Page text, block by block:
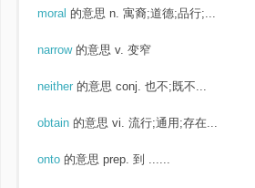
moral 的意思 n. 寓裔;道德;品行;...
narrow 的意思 v. 变窄
neither 的意思 conj. 也不;既不...
obtain 的意思 vi. 流行;通用;存在...
onto 的意思 prep. 到 ......